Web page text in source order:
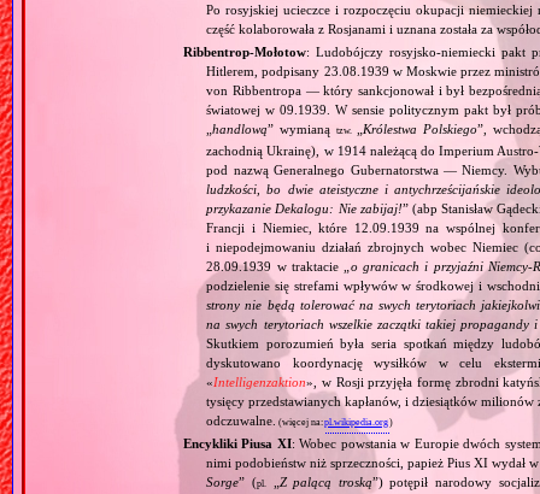
Po rosyjskiej ucieczce i rozpoczęciu okupacji
część kolaborowała z Rosjanami i uznana została za
Ribbentrop‐Mołotow: Ludobójczy rosyjsko‐niemiecki pakt
Hitlerem, podpisany 23.08.1939 w Moskwie przez
von Ribbentropa — który sankcjonował i był
światowej w 09.1939. W sensie politycznym pakt był
„handlową” wymianą tzw. Królestwa Polskiego”,
zachodnią Ukrainę), w 1914 należącą do Imperium
pod nazwą Generalnego Gubernatorstwa — Niemcy.
ludzkości, bo dwie ateistyczne i antychrześcijańskie
przykazanie Dekalogu: Nie zabijaj!” (abp Stanisław
Francji i Niemiec, które 12.09.1939 na wspólnej
i niepodejmowaniu działań zbrojnych wobec Niemiec
28.09.1939 w traktacie „ o granicach i przyjaźni
podzielenie się strefami wpływów w środkowej i
strony nie będą tolerować na swych terytoriach
na swych terytoriach wszelkie zaczątki takiej
Skutkiem porozumień była seria spotkań między
dyskutowano koordynację wysiłków w celu
«Intelligenzaktion», w Rosji przyjęła formę zbrodni
tysięcy przedstawianych kapłanów, i dziesiątków
odczuwalne. (więcej na:pl.wikipedia.org)
Encykliki Piusa XI: Wobec powstania w Europie dwóch
nimi podobieństw niż sprzeczności, papież Pius XI
Sorge” (pl. Z palącą troską”) potępił narodowy